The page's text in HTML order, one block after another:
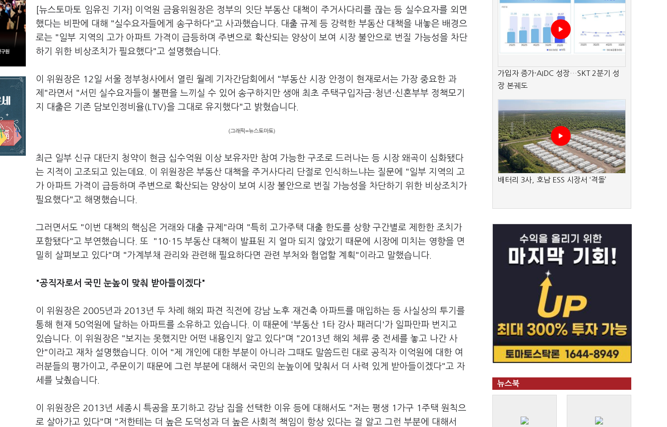
[뉴스토마토 임유진 기자] 이억원 금융위원장은 정부의 잇단 부동산 대책이 주거사다리를 끊는 등 실수요자를 외면
했다는 비판에 대해 "실수요자들에게 송구하다"고 사과했습니다. 대출 규제 등 강력한 부동산 대책을 내놓은 배경으
로는 "일부 지역의 고가 아파트 가격이 급등하며 주변으로 확산되는 양상이 보여 시장 불안으로 번질 가능성을 차단
하기 위한 비상조치가 필요했다"고 설명했습니다.
이 위원장은 12일 서울 정부청사에서 열린 월례 기자간담회에서 "부동산 시장 안정이 현재로서는 가장 중요한 과
제"라면서 "서민 실수요자들이 불편을 느끼실 수 있어 송구하지만 생애 최초 주택구입자금·청년·신혼부부 정책모기
지 대출은 기존 담보인정비율(LTV)을 그대로 유지했다"고 밝혔습니다.
(그래픽=뉴스토마토)
최근 일부 신규 대단지 청약이 현금 십수억원 이상 보유자만 참여 가능한 구조로 드러나는 등 시장 왜곡이 심화됐다
는 지적이 고조되고 있는데요. 이 위원장은 부동산 대책을 주거사다리 단절로 인식하느냐는 질문에 "일부 지역의 고
가 아파트 가격이 급등하며 주변으로 확산되는 양상이 보여 시장 불안으로 번질 가능성을 차단하기 위한 비상조치가
필요했다"고 해명했습니다.
그러면서도 "이번 대책의 핵심은 거래와 대출 규제"라며 "특히 고가주택 대출 한도를 상향 구간별로 제한한 조치가
포함됐다"고 부연했습니다. 또 "10·15 부동산 대책이 발표된 지 얼마 되지 않았기 때문에 시장에 미치는 영향을 면
밀히 살펴보고 있다"며 "가계부채 관리와 관련해 필요하다면 관련 부처와 협업할 계획"이라고 말했습니다.
"공직자로서 국민 눈높이 맞춰 받아들이겠다"
이 위원장은 2005년과 2013년 두 차례 해외 파견 직전에 강남 노후 재건축 아파트를 매입하는 등 사실상의 투기를
통해 현재 50억원에 달하는 아파트를 소유하고 있습니다. 이 때문에 '부동산 1타 강사 패러디'가 일파만파 번지고
있습니다. 이 위원장은 "보지는 못했지만 어떤 내용인지 알고 있다"며 "2013년 해외 체류 중 전세를 놓고 나간 사
안"이라고 재차 설명했습니다. 이어 "제 개인에 대한 부분이 아니라 그때도 말씀드린 대로 공직자 이억원에 대한 여
러분들의 평가이고, 주문이기 때문에 그런 부분에 대해서 국민의 눈높이에 맞춰서 더 사력 있게 받아들이겠다"고 자
세를 낮췄습니다.
이 위원장은 2013년 세종시 특공을 포기하고 강남 집을 선택한 이유 등에 대해서도 "저는 평생 1가구 1주택 원칙으
로 살아가고 있다"며 "저한테는 더 높은 도덕성과 더 높은 사회적 책임이 항상 있다는 걸 알고 그런 부분에 대해서
가입자 증가·AIDC 성장…SKT 2분기 성
장 본궤도
배터리 3사, 호남 ESS 시장서 ‘격돌’
뉴스북